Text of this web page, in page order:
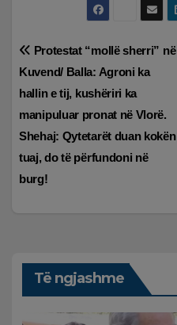
Lëvizje
te
postimet
Protestat “mollë sherri” në
Kuvend/ Balla: Agroni ka
hallin e tij, kushëriri ka
manipuluar pronat në Vlorë.
Shehaj: Qytetarët duan kokën
tuaj, do të përfundoni në
burg!
Të ngjashme